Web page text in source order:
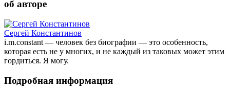
об авторе
Сергей Константинов
i.m.constant — человек без биографии — это особенность,
которая есть не у многих, и не каждый из таковых может этим
гордиться. Я могу.
Подробная информация